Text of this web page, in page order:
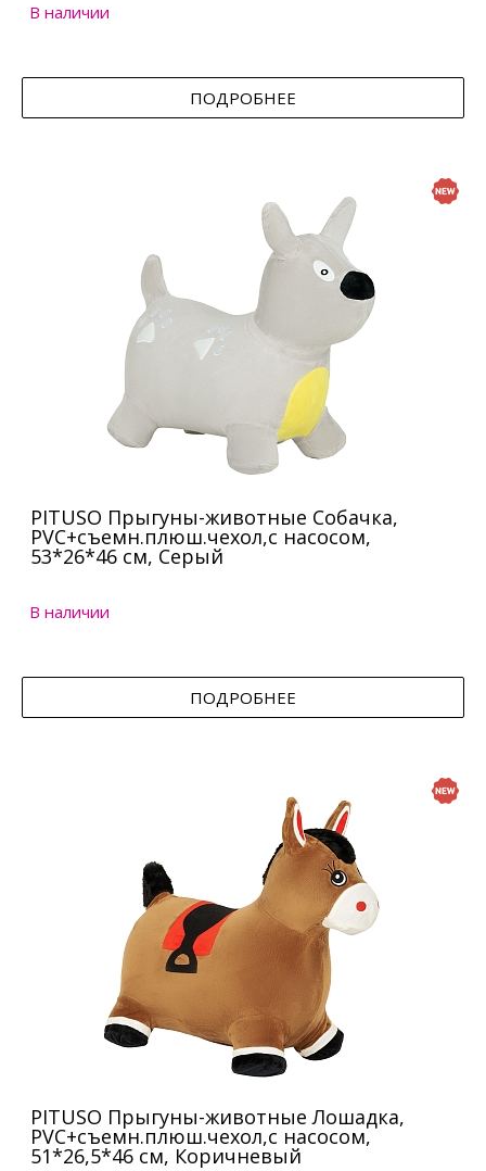
В наличии
ПОДРОБНЕЕ
PITUSO Прыгуны-животные Собачка,
PVC+съемн.плюш.чехол,с насосом,
53*26*46 см, Серый
В наличии
ПОДРОБНЕЕ
PITUSO Прыгуны-животные Лошадка,
PVC+съемн.плюш.чехол,с насосом,
51*26,5*46 см, Коричневый